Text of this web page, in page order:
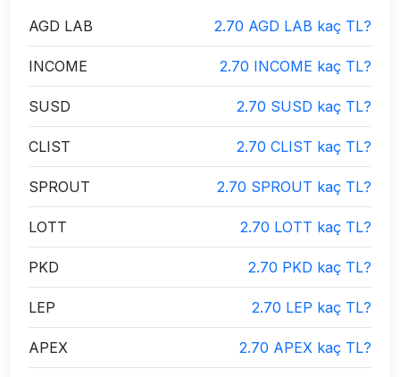
AGD LAB 2.70 AGD LAB kaç TL?
INCOME 2.70 INCOME kaç TL?
SUSD 2.70 SUSD kaç TL?
CLIST 2.70 CLIST kaç TL?
SPROUT 2.70 SPROUT kaç TL?
LOTT 2.70 LOTT kaç TL?
PKD 2.70 PKD kaç TL?
LEP 2.70 LEP kaç TL?
APEX 2.70 APEX kaç TL?